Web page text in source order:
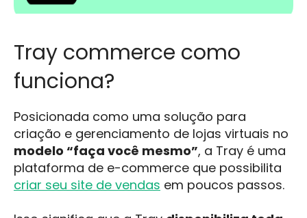
Tray commerce como
funciona?
Posicionada como uma solução para
criação e gerenciamento de lojas virtuais no
modelo “faça você mesmo”, a Tray é uma
plataforma de e-commerce que possibilita
criar seu site de vendas em poucos passos.